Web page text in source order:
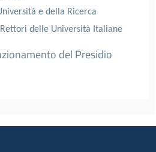
e della Ricerca
delle Università Italiane
del Presidio